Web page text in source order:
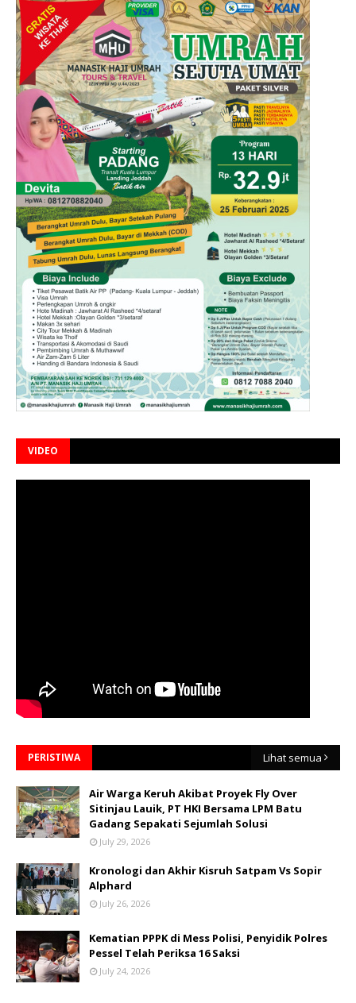
VIDEO
PERISTIWA Lihat semua
Air Warga Keruh Akibat Proyek Fly Over
Sitinjau Lauik, PT HKI Bersama LPM Batu
Gadang Sepakati Sejumlah Solusi
July 29, 2026
Kronologi dan Akhir Kisruh Satpam Vs Sopir
Alphard
July 26, 2026
Kematian PPPK di Mess Polisi, Penyidik Polres
Pessel Telah Periksa 16 Saksi
July 24, 2026